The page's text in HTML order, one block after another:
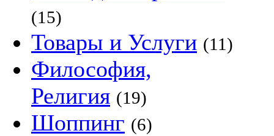
(15)
Товары и Услуги (11)
Философия,
Религия (19)
Шоппинг (6)